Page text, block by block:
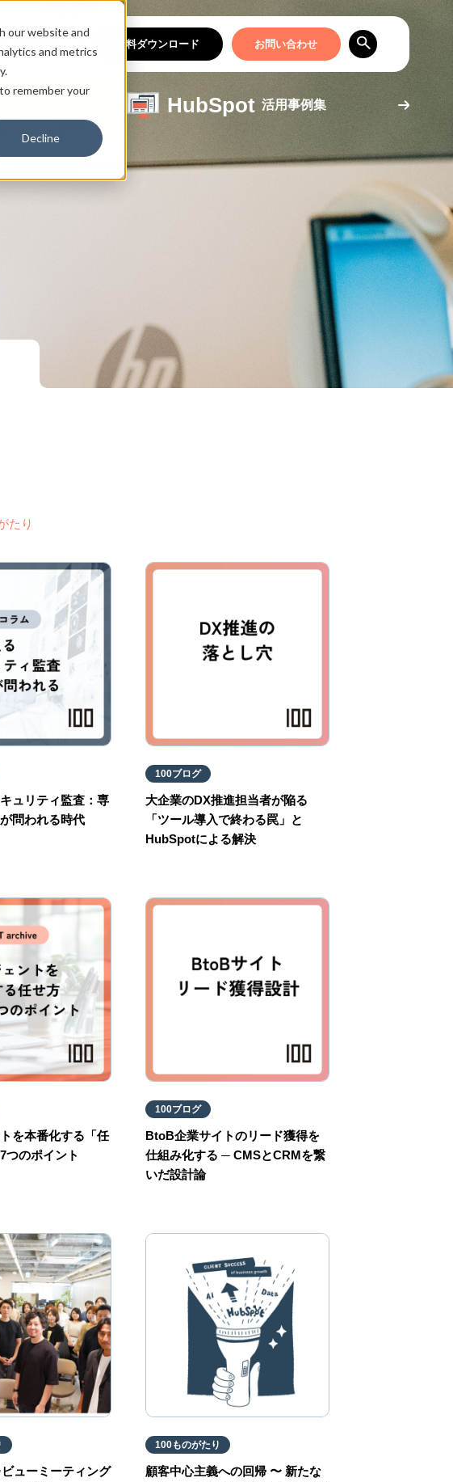
our website and
and metrics
remember your
Decline
資料ダウンロード お問い合わせ
HubSpot 活用事例集
たり
ュリティ監査：専
問われる時代
100ブログ
大企業のDX推進担当者が陥る
「ツール導入で終わる罠」と
HubSpotによる解決
を本番化する「任
つのポイント
100ブログ
BtoB企業サイトのリード獲得を
仕組み化する ─ CMSとCRMを繋
いだ設計論
ューミーティング
100ものがたり
顧客中心主義への回帰 〜 新たな